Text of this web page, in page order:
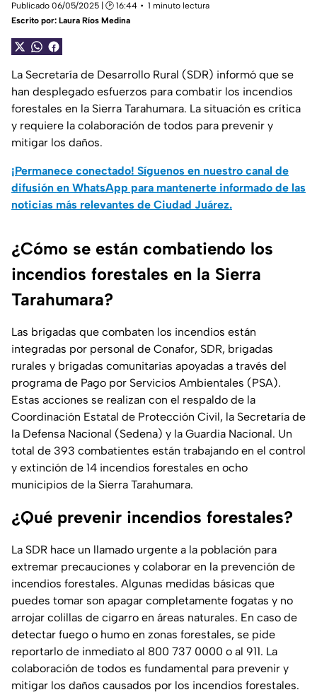
Publicado 06/05/2025 | 🕑 16:44
1 minuto lectura
Escrito por: Laura Ríos Medina
La Secretaría de Desarrollo Rural (SDR) informó que se
han desplegado esfuerzos para combatir los incendios
forestales en la Sierra Tarahumara. La situación es crítica
y requiere la colaboración de todos para prevenir y
mitigar los daños.
¡Permanece conectado! Síguenos en nuestro canal de
difusión en WhatsApp para mantenerte informado de las
noticias más relevantes de Ciudad Juárez.
¿Cómo se están combatiendo los
incendios forestales en la Sierra
Tarahumara?
Las brigadas que combaten los incendios están
integradas por personal de Conafor, SDR, brigadas
rurales y brigadas comunitarias apoyadas a través del
programa de Pago por Servicios Ambientales (PSA).
Estas acciones se realizan con el respaldo de la
Coordinación Estatal de Protección Civil, la Secretaría de
la Defensa Nacional (Sedena) y la Guardia Nacional. Un
total de 393 combatientes están trabajando en el control
y extinción de 14 incendios forestales en ocho
municipios de la Sierra Tarahumara.
¿Qué prevenir incendios forestales?
La SDR hace un llamado urgente a la población para
extremar precauciones y colaborar en la prevención de
incendios forestales. Algunas medidas básicas que
puedes tomar son apagar completamente fogatas y no
arrojar colillas de cigarro en áreas naturales. En caso de
detectar fuego o humo en zonas forestales, se pide
reportarlo de inmediato al 800 737 0000 o al 911. La
colaboración de todos es fundamental para prevenir y
mitigar los daños causados por los incendios forestales.